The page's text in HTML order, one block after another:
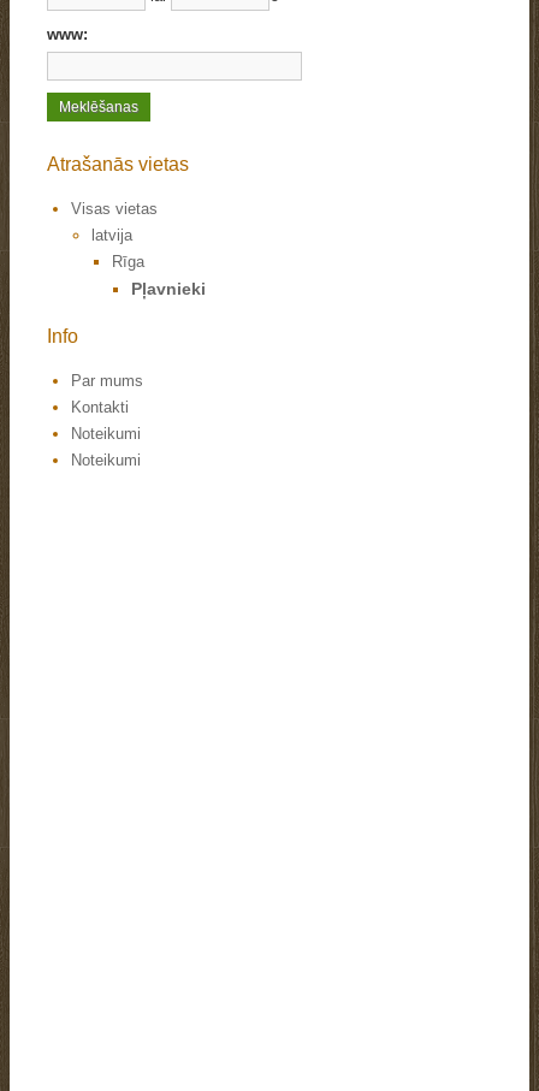
www:
Atrašanās vietas
Visas vietas
latvija
Rīga
Pļavnieki
Info
Par mums
Kontakti
Noteikumi
Noteikumi